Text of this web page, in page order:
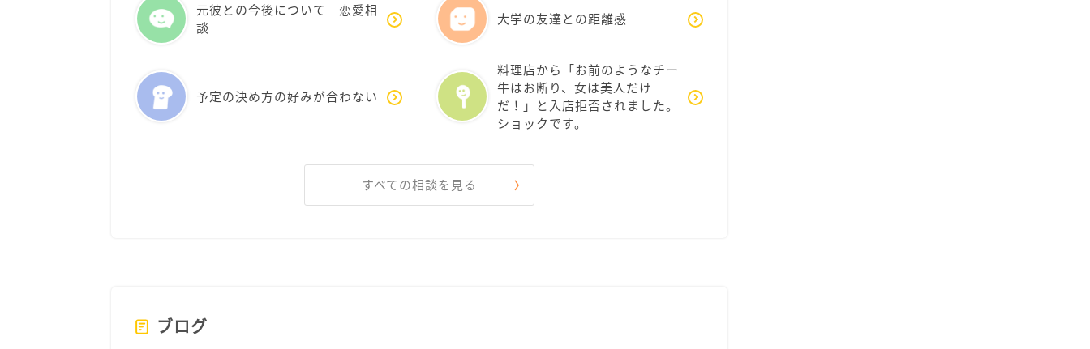
元彼との今後について 恋愛相
談
大学の友達との距離感
予定の決め方の好みが合わない
料理店から「お前のようなチー
牛はお断り、女は美人だけ
だ！」と入店拒否されました。
ショックです。
すべての相談を見る
ブログ